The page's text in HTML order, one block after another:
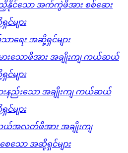
န်ညှိနိုင်သော အက်ကွဲဖိအား စစ်ဆေး
များ
ရေး အဆို့ရှင်များ
င့်မားသောဖိအား အချိုးကျ ကယ်ဆယ်
များ
ားနည်းသော အချိုးကျ ကယ်ဆယ်
များ
ယ်အလတ်ဖိအား အချိုးကျ
သော အဆို့ရှင်များ